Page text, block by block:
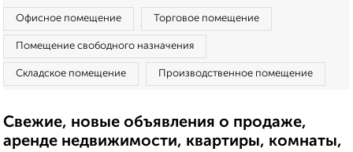
Офисное помещение Торговое помещение
Помещение свободного назначения
Складское помещение Производственное помещение
Свежие, новые объявления о продаже,
аренде недвижимости, квартиры, комнаты,